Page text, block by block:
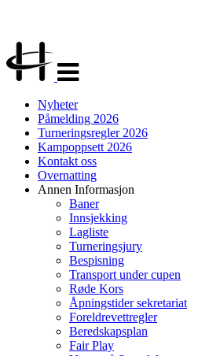
navigasjon
Nyheter
Påmelding 2026
Turneringsregler 2026
Kampoppsett 2026
Kontakt oss
Overnatting
Annen Informasjon
Baner
Innsjekking
Lagliste
Turneringsjury
Bespisning
Transport under cupen
Røde Kors
Åpningstider sekretariat
Foreldrevettregler
Beredskapsplan
Fair Play